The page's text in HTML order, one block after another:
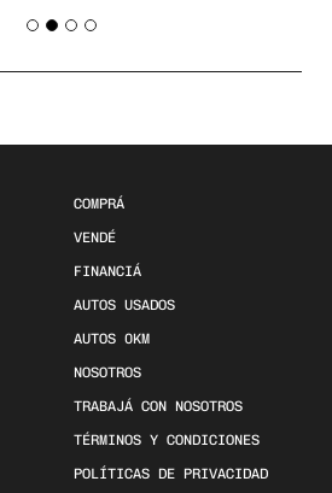
COMPRÁ
VENDÉ
FINANCIÁ
AUTOS USADOS
AUTOS 0KM
NOSOTROS
TRABAJÁ CON NOSOTROS
TÉRMINOS Y CONDICIONES
POLÍTICAS DE PRIVACIDAD